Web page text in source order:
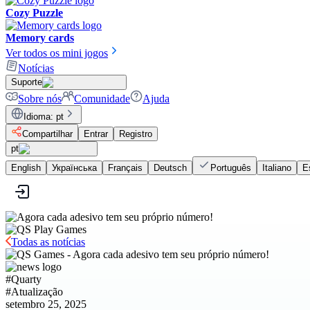
Cozy Puzzle
Memory cards
Ver todos os mini jogos
Notícias
Suporte
Sobre nós Comunidade Ajuda
Idioma: pt
Compartilhar
Entrar
Registro
pt
English
Українська Français Deutsch Português Italiano
Todas as notícias
#Quarty
#Atualização
setembro 25, 2025